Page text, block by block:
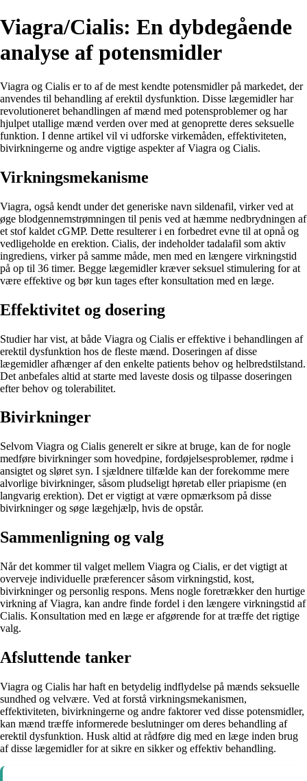
Viagra/Cialis: En dybdegående
analyse af potensmidler
Viagra og Cialis er to af de mest kendte potensmidler på markedet, der
anvendes til behandling af erektil dysfunktion. Disse lægemidler har
revolutioneret behandlingen af mænd med potensproblemer og har
hjulpet utallige mænd verden over med at genoprette deres seksuelle
funktion. I denne artikel vil vi udforske virkemåden, effektiviteten,
bivirkningerne og andre vigtige aspekter af Viagra og Cialis.
Virkningsmekanisme
Viagra, også kendt under det generiske navn sildenafil, virker ved at
øge blodgennemstrømningen til penis ved at hæmme nedbrydningen af
et stof kaldet cGMP. Dette resulterer i en forbedret evne til at opnå og
vedligeholde en erektion. Cialis, der indeholder tadalafil som aktiv
ingrediens, virker på samme måde, men med en længere virkningstid
på op til 36 timer. Begge lægemidler kræver seksuel stimulering for at
være effektive og bør kun tages efter konsultation med en læge.
Effektivitet og dosering
Studier har vist, at både Viagra og Cialis er effektive i behandlingen af
erektil dysfunktion hos de fleste mænd. Doseringen af disse
lægemidler afhænger af den enkelte patients behov og helbredstilstand.
Det anbefales altid at starte med laveste dosis og tilpasse doseringen
efter behov og tolerabilitet.
Bivirkninger
Selvom Viagra og Cialis generelt er sikre at bruge, kan de for nogle
medføre bivirkninger som hovedpine, fordøjelsesproblemer, rødme i
ansigtet og sløret syn. I sjældnere tilfælde kan der forekomme mere
alvorlige bivirkninger, såsom pludseligt høretab eller priapisme (en
langvarig erektion). Det er vigtigt at være opmærksom på disse
bivirkninger og søge lægehjælp, hvis de opstår.
Sammenligning og valg
Når det kommer til valget mellem Viagra og Cialis, er det vigtigt at
overveje individuelle præferencer såsom virkningstid, kost,
bivirkninger og personlig respons. Mens nogle foretrækker den hurtige
virkning af Viagra, kan andre finde fordel i den længere virkningstid af
Cialis. Konsultation med en læge er afgørende for at træffe det rigtige
valg.
Afsluttende tanker
Viagra og Cialis har haft en betydelig indflydelse på mænds seksuelle
sundhed og velvære. Ved at forstå virkningsmekanismen,
effektiviteten, bivirkningerne og andre faktorer ved disse potensmidler,
kan mænd træffe informerede beslutninger om deres behandling af
erektil dysfunktion. Husk altid at rådføre dig med en læge inden brug
af disse lægemidler for at sikre en sikker og effektiv behandling.